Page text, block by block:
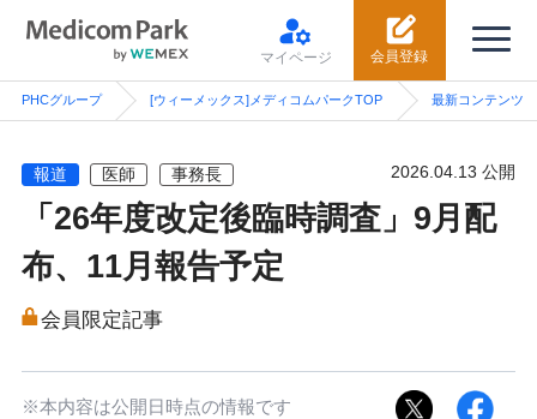
会員登録
マイページ
PHCグループ [ウィーメックス]メディコムパークTOP 最新コンテンツ
報道 医師 事務長 2026.04.13 公開
「26年度改定後臨時調査」9月配
布、11月報告予定
会員限定記事
※本内容は公開日時点の情報です